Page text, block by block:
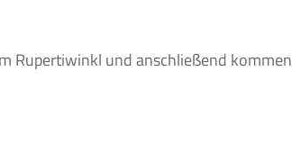
Rupertiwinkl und anschließend kommen